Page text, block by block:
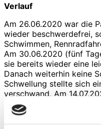
Verlauf
Am 26.06.2020 war die
wieder beschwerdefrei,
Schwimmen,
Am 30.06.2020 (fünf
sie bereits wieder eine
Danach weiterhin keine
Schwellung stellte sich
verschwand. Am
Minuten ohne
Reaktion des
Schmerzen. 02.08.2020: